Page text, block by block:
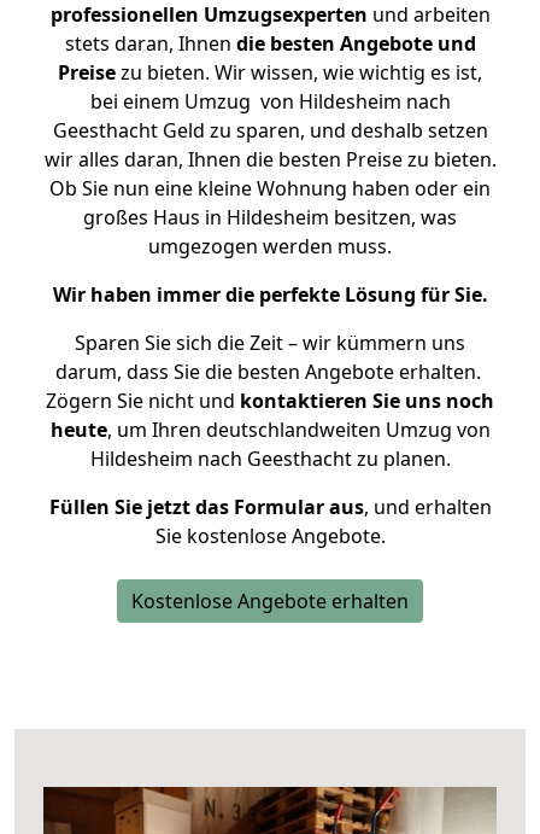
professionellen Umzugsexperten und arbeiten
stets daran, Ihnen die besten Angebote und
Preisezu bieten. Wir wissen, wie wichtig es ist,
bei einem Umzug von Hildesheim nach
Geesthacht Geld zu sparen, und deshalb setzen
wir alles daran, Ihnen die besten Preise zu bieten.
Ob Sie nun eine kleine Wohnung haben oder ein
großes Haus in Hildesheim besitzen, was
umgezogen werden muss.
Wir haben immer die perfekte Lösung für Sie.
Sparen Sie sich die Zeit – wir kümmern uns
darum, dass Sie die besten Angebote erhalten.
Zögern Sie nicht und kontaktieren Sie uns noch
heute, um Ihren deutschlandweiten Umzug von
Hildesheim nach Geesthacht zu planen.
Füllen Sie jetzt das Formular aus, und erhalten
Sie kostenlose Angebote.
Kostenlose Angebote erhalten